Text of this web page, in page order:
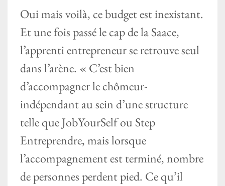
Oui mais voilà, ce budget est inexistant.
Et une fois passé le cap de la Saace,
l’apprenti entrepreneur se retrouve seul
dans l’arène. « C’est bien
d’accompagner le chômeur-
indépendant au sein d’une structure
telle que JobYourSelf ou Step
Entreprendre, mais lorsque
l’accompagnement est terminé, nombre
de personnes perdent pied. Ce qu’il